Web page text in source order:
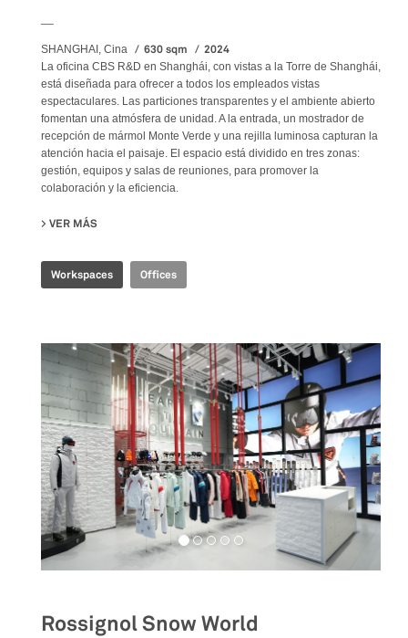
SHANGHAI, Cina 630 sqm 2024
La oficina CBS R&D en Shanghái, con vistas a la Torre de Shanghái,
está diseñada para ofrecer a todos los empleados vistas
espectaculares. Las particiones transparentes y el ambiente abierto
fomentan una atmósfera de unidad. A la entrada, un mostrador de
recepción de mármol Monte Verde y una rejilla luminosa capturan la
atención hacia el paisaje. El espacio está dividido en tres zonas:
gestión, equipos y salas de reuniones, para promover la
colaboración y la eficiencia.
VER MÁS
Workspaces Offices
Rossignol Snow World